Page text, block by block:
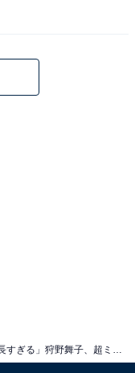
「脚が長すぎる」狩野舞子、超ミニのゴルフウエア姿で圧巻スタイル披露！ 「２Ｍ３０センチにしか見えん」